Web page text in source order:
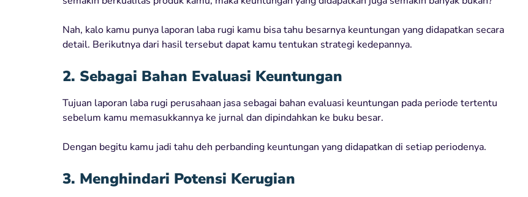
Nah, kalo kamu punya laporan laba rugi kamu bisa tahu besarnya keuntungan yang didapatkan secara
detail. Berikutnya dari hasil tersebut dapat kamu tentukan strategi kedepannya.
2. Sebagai Bahan Evaluasi Keuntungan
Tujuan laporan laba rugi perusahaan jasa sebagai bahan evaluasi keuntungan pada periode tertentu
sebelum kamu memasukkannya ke jurnal dan dipindahkan ke buku besar.
Dengan begitu kamu jadi tahu deh perbanding keuntungan yang didapatkan di setiap periodenya.
3. Menghindari Potensi Kerugian